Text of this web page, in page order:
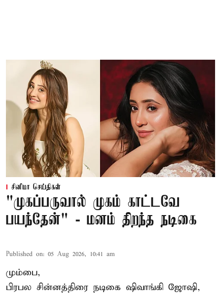
சினிமா செய்திகள்
"முகப்பருவால் முகம் காட்டவே
பயந்தேன்" - மனம் திறந்த நடிகை
Published on: 05 Aug 2026, 10:41 am
மும்பை,
பிரபல சின்னத்திரை நடிகை ஷிவாங்கி ஜோஷி,